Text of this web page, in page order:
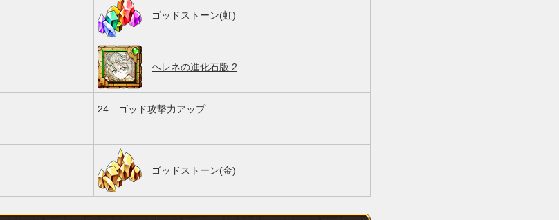
ゴッドストーン(虹)
ヘレネの進化石版 2
24 ゴッド攻撃力アップ
ゴッドストーン(金)